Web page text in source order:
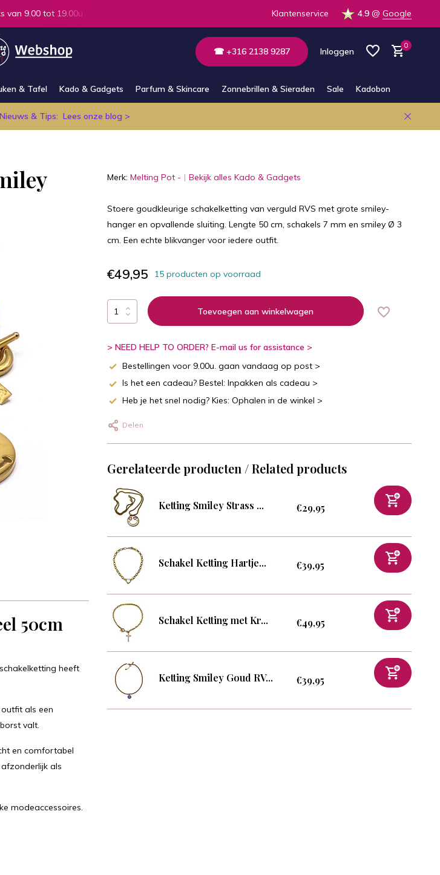
van 9.00 tot 19.00u. Klantenservice 4.9 @ Google
☎ +316 2138 9287 Inloggen
0
& Tafel Kado & Gadgets Parfum & Skincare Zonnebrillen & Sieraden Sale Kadobon
& Tips: Lees onze blog >
50cm
heeft
als een
valt.
en comfortabel
als
modeaccessoires.
Merk: Melting Pot - Bekijk alles Kado & Gadgets
Stoere goudkleurige schakelketting van verguld RVS met grote smiley-
hanger en opvallende sluiting. Lengte 50 cm, schakels 7 mm en smiley Ø 3
cm. Een echte blikvanger voor iedere outfit.
€49,95 15 producten op voorraad
Toevoegen aan winkelwagen
> NEED HELP TO ORDER? E-mail us for assistance >
Bestellingen voor 9.00u. gaan vandaag op post >
Is het een cadeau? Bestel: Inpakken als cadeau >
Heb je het snel nodig? Kies: Ophalen in de winkel >
Delen
Gerelateerde producten / Related products
Ketting Smiley Strass ... €29,95
Schakel Ketting Hartje... €39,95
Schakel Ketting met Kr... €49,95
Ketting Smiley Goud RV... €39,95